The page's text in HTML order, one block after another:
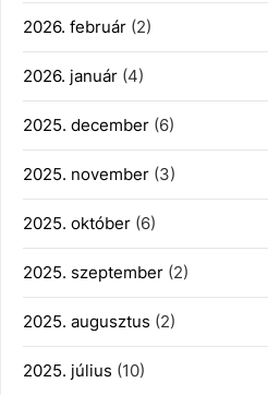
2026. február (2)
2026. január (4)
2025. december (6)
2025. november (3)
2025. október (6)
2025. szeptember (2)
2025. augusztus (2)
2025. július (10)